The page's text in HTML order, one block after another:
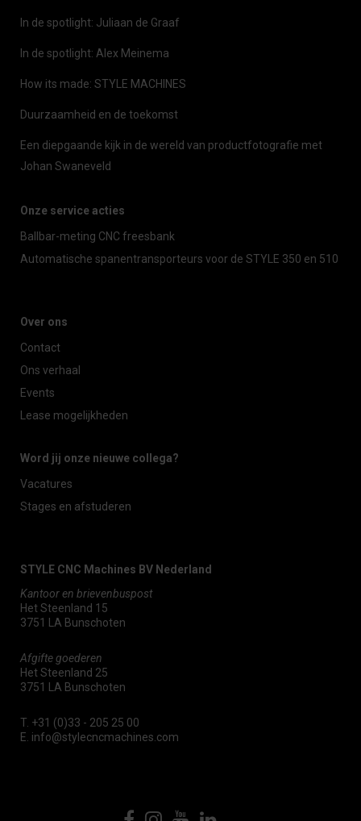
In de spotlight: Juliaan de Graaf
In de spotlight: Alex Meinema
How its made: STYLE MACHINES
Duurzaamheid en de toekomst
Een diepgaande kijk in de wereld van productfotografie met
Johan Swaneveld
Onze service acties
Ballbar-meting CNC freesbank
Automatische spanentransporteurs voor de STYLE 350 en 510
Over ons
Contact
Ons verhaal
Events
Lease mogelijkheden
Word jij onze nieuwe collega?
Vacatures
Stages en afstuderen
STYLE CNC Machines BV Nederland
Kantoor en brievenbuspost
Het Steenland 15
3751 LA Bunschoten
Afgifte goederen
Het Steenland 25
3751 LA Bunschoten
T. +31 (0)33 - 205 25 00
E. info@stylecncmachines.com